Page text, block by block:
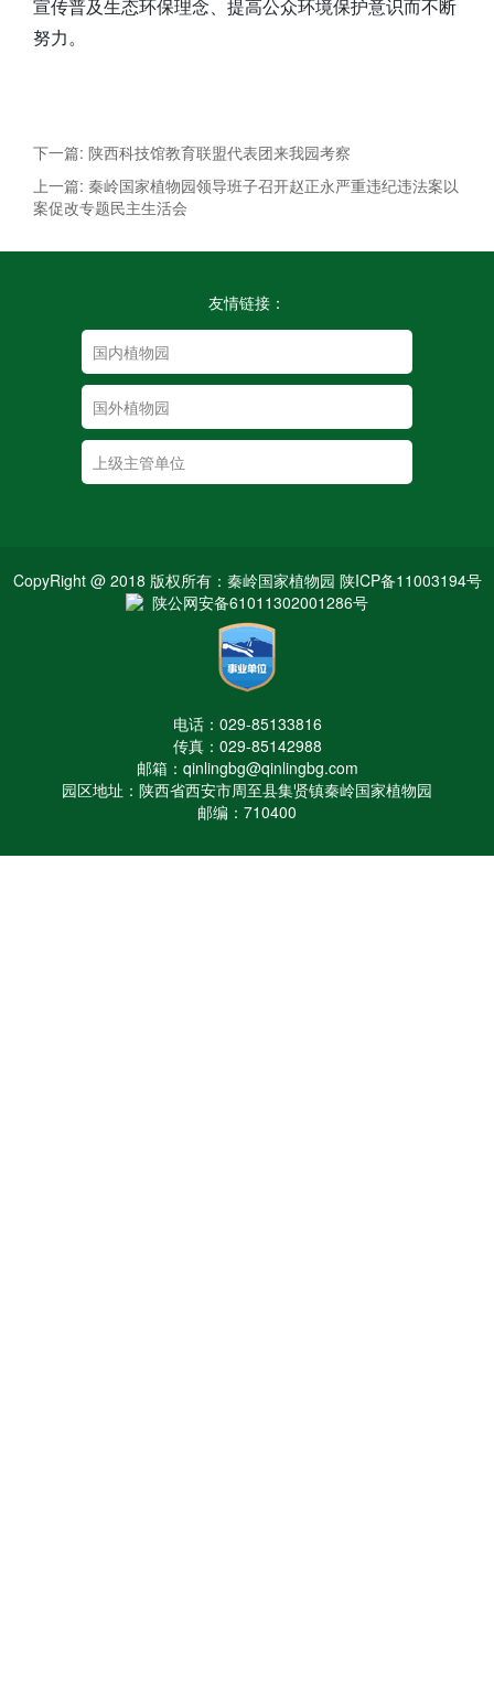
宣传普及生态环保理念、提高公众环境保护意识而不断
努力。
下一篇: 陕西科技馆教育联盟代表团来我园考察
上一篇: 秦岭国家植物园领导班子召开赵正永严重违纪违法案以
案促改专题民主生活会
友情链接：
CopyRight @ 2018 版权所有：秦岭国家植物园 陕ICP备11003194号
陕公网安备61011302001286号
电话：029-85133816
传真：029-85142988
邮箱：qinlingbg@qinlingbg.com
园区地址：陕西省西安市周至县集贤镇秦岭国家植物园
邮编：710400